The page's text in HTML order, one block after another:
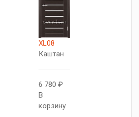
XL08
Каштан
6 780 ₽
В
корзину